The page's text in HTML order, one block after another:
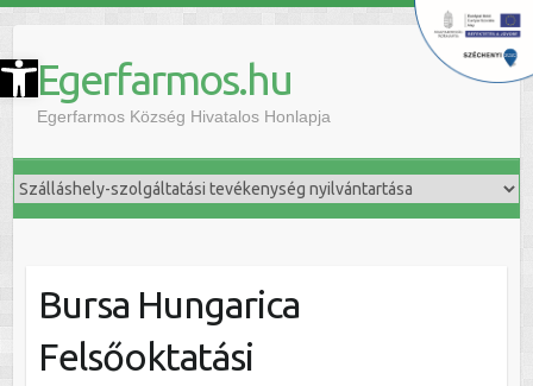
Eszköztár megnyitása Egerfarmos.hu
Egerfarmos Község Hivatalos Honlapja
Bursa Hungarica
Felsőoktatási